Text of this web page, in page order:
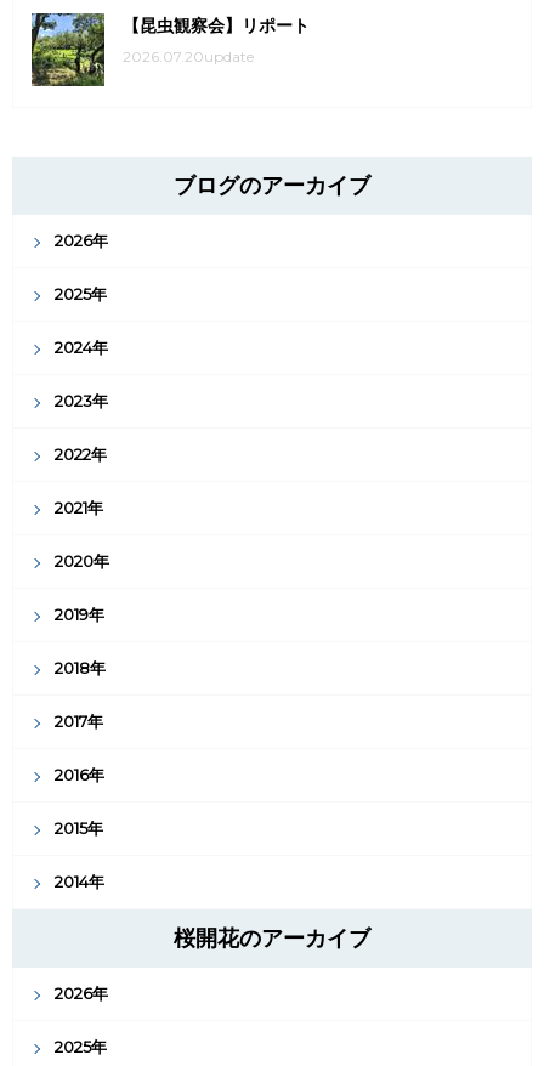
【昆虫観察会】リポート
2026.07.20update
ブログのアーカイブ
2026年
2025年
2024年
2023年
2022年
2021年
2020年
2019年
2018年
2017年
2016年
2015年
2014年
桜開花のアーカイブ
2026年
2025年